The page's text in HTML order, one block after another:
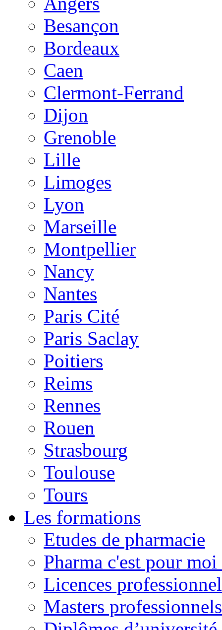
Besançon
Bordeaux
Caen
Clermont-Ferrand
Dijon
Grenoble
Lille
Limoges
Lyon
Marseille
Montpellier
Nancy
Nantes
Paris Cité
Paris Saclay
Poitiers
Reims
Rennes
Rouen
Strasbourg
Toulouse
Tours
Les formations
Etudes de pharmacie
Pharma c'est pour
Licences
Masters